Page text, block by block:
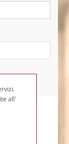
all'